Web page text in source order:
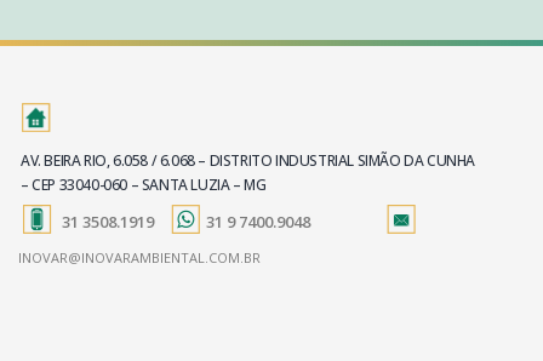
AV. BEIRA RIO, 6.058 / 6.068 – DISTRITO INDUSTRIAL SIMÃO DA CUNHA
– CEP 33040-060 – SANTA LUZIA – MG
31 3508.1919 31 9 7400.9048
INOVAR@INOVARAMBIENTAL.COM.BR